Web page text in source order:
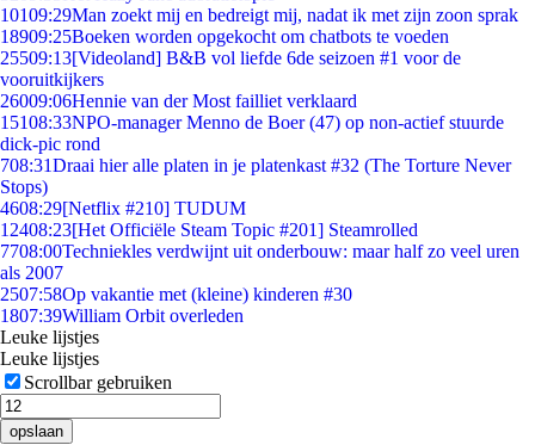
10109:29Man zoekt mij en bedreigt mij, nadat ik met zijn zoon sprak
18909:25Boeken worden opgekocht om chatbots te voeden
25509:13[Videoland] B&B vol liefde 6de seizoen #1 voor de
vooruitkijkers
26009:06Hennie van der Most failliet verklaard
15108:33NPO-manager Menno de Boer (47) op non-actief stuurde
dick-pic rond
708:31Draai hier alle platen in je platenkast #32 (The Torture Never
Stops)
4608:29[Netflix #210] TUDUM
12408:23[Het Officiële Steam Topic #201] Steamrolled
7708:00Techniekles verdwijnt uit onderbouw: maar half zo veel uren
als 2007
2507:58Op vakantie met (kleine) kinderen #30
1807:39William Orbit overleden
Leuke lijstjes
Leuke lijstjes
Scrollbar gebruiken
opslaan